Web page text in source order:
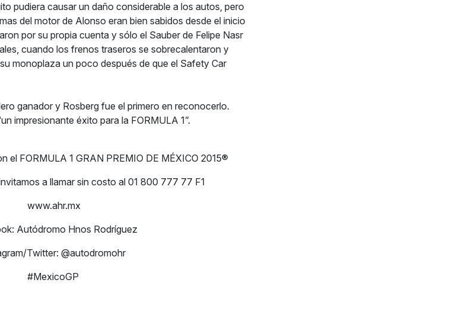
pudiera causar un daño considerable a los autos, pero
del motor de Alonso eran bien sabidos desde el inicio
por su propia cuenta y sólo el Sauber de Felipe Nasr
cuando los frenos traseros se sobrecalentaron y
monoplaza un poco después de que el Safety Car
ganador y Rosberg fue el primero en reconocerlo.
impresionante éxito para la FORMULA 1”.
el FORMULA 1 GRAN PREMIO DE MÉXICO 2015®
a llamar sin costo al 01 800 777 77 F1
www.ahr.mx
Autódromo Hnos Rodríguez
Twitter: @autodromohr
#MexicoGP